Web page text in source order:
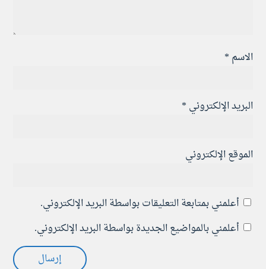
الاسم *
البريد الإلكتروني *
الموقع الإلكتروني
أعلمني بمتابعة التعليقات بواسطة البريد الإلكتروني.
أعلمني بالمواضيع الجديدة بواسطة البريد الإلكتروني.